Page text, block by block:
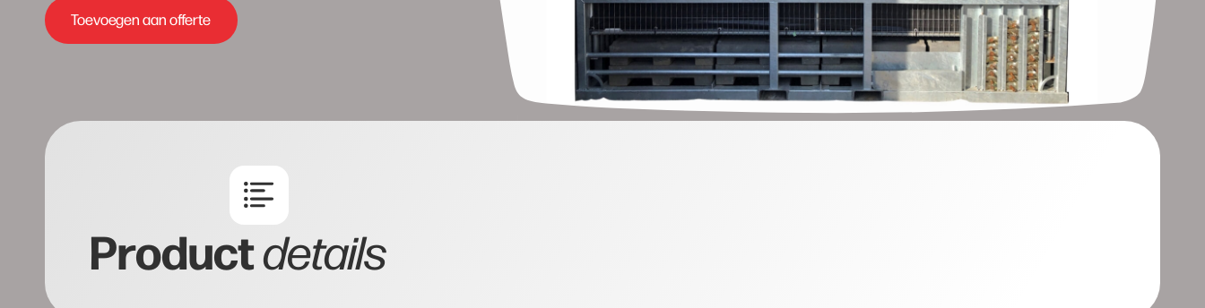
Toevoegen aan offerte
Productdetails